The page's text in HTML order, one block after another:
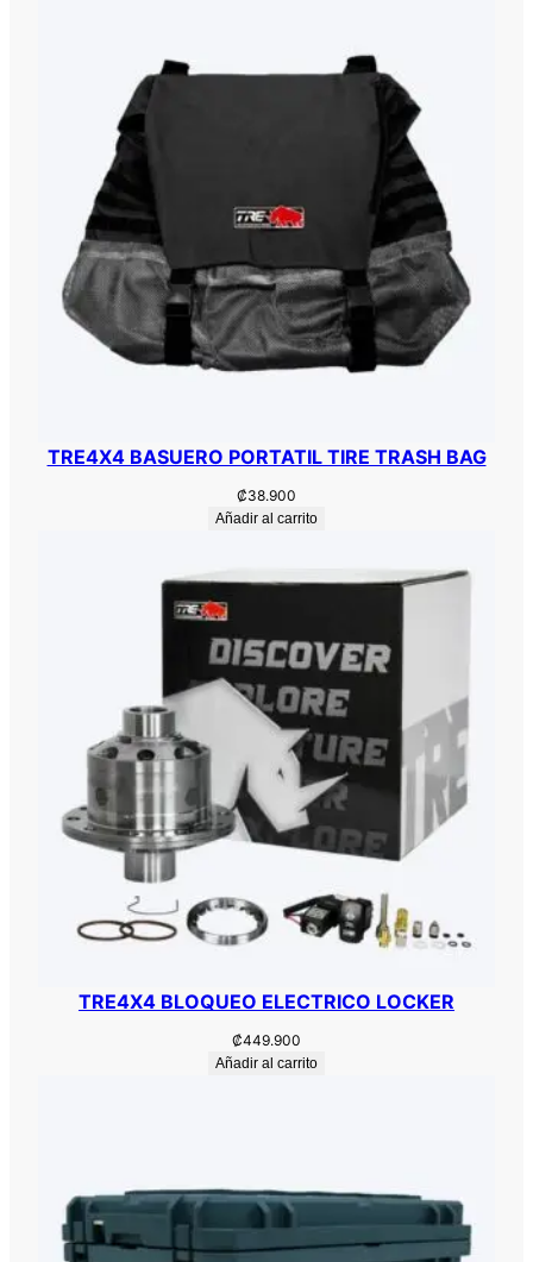
TRE4X4 BASUERO PORTATIL TIRE TRASH BAG
₡38.900
Añadir al carrito
TRE4X4 BLOQUEO ELECTRICO LOCKER
₡449.900
Añadir al carrito